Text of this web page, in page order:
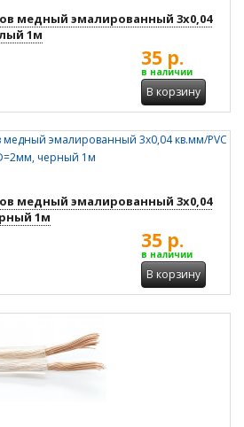
медный эмалированный 3x0,04
1м
35 р.
в наличии
В корзину
медный эмалированный 3x0,04
1м
35 р.
в наличии
В корзину